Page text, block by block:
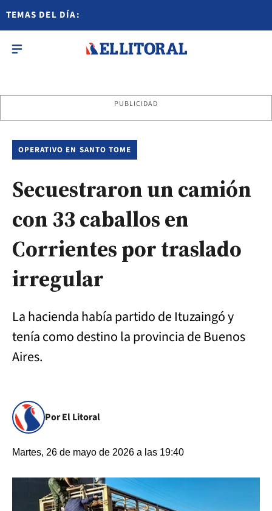
TEMAS DEL DÍA:
PUBLICIDAD
OPERATIVO EN SANTO TOME
Secuestraron un camión
con 33 caballos en
Corrientes por traslado
irregular
La hacienda había partido de Ituzaingó y
tenía como destino la provincia de Buenos
Aires.
Por El Litoral
Martes, 26 de mayo de 2026 a las 19:40